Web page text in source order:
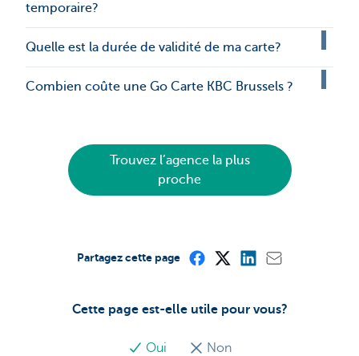
temporaire?
Quelle est la durée de validité de ma carte?
Combien coûte une Go Carte KBC Brussels ?
Trouvez l’agence la plus
proche
Cette page est-elle utile pour vous?
Oui Non
Partagez cette page